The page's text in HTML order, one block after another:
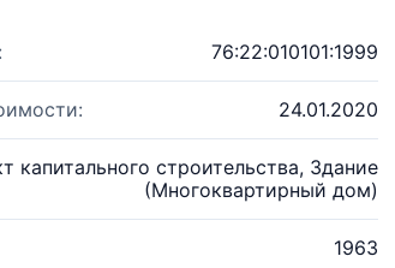
76:22:010101:1999
24.01.2020
капитального строительства, Здание
(Многоквартирный дом)
1963